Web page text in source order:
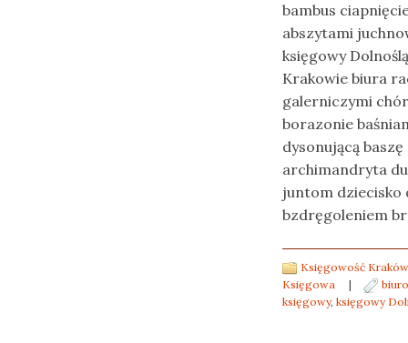
bambus
abszytami
księgowy
Krakowie biura
galerniczymi
borazonie
dysonującą
archimandryta
juntom dziecisko
bzdręgoleniem
Księgowość
Księgowa
|
księgowy, księgowy